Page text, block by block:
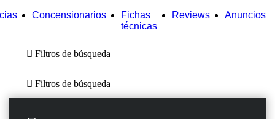
Anuncios
Reviews
Fichas
técnicas
Concensionarios
Filtros de búsqueda
Filtros de búsqueda